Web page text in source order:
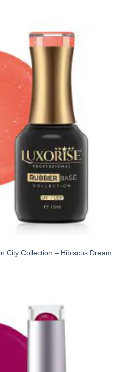
City Collection – Hibiscus Dream